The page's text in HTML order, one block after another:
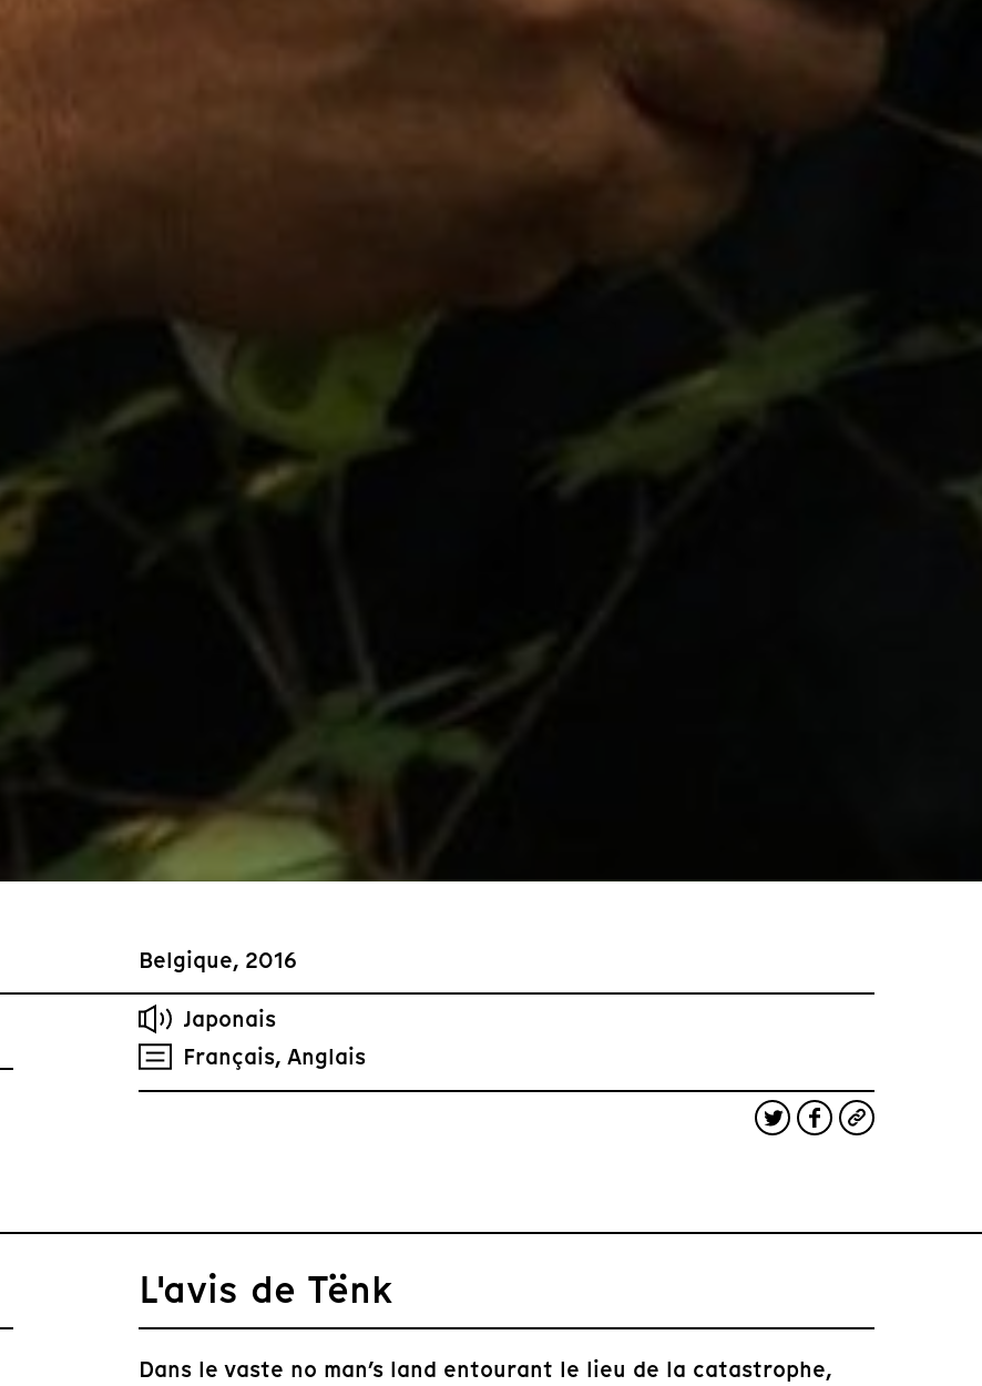
Belgique, 2016
Japonais
Français, Anglais
L'avis de Tënk
Dans le vaste no man’s land entourant le lieu de la catastrophe,